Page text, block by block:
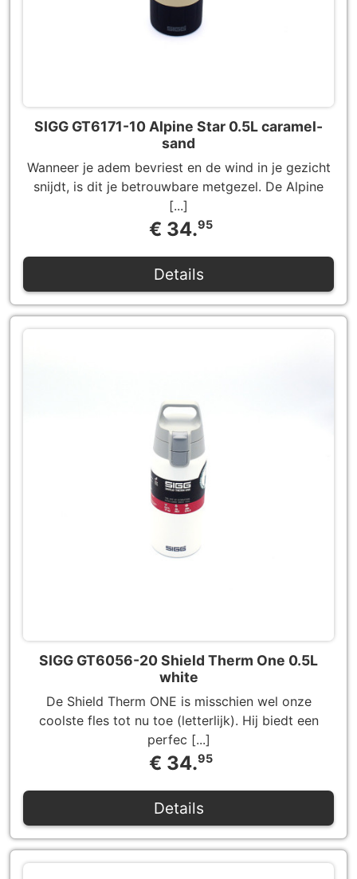
SIGG GT6171-10 Alpine Star 0.5L caramel-
sand
Wanneer je adem bevriest en de wind in je gezicht
snijdt, is dit je betrouwbare metgezel. De Alpine
[...]
€ 34.95
Details
SIGG GT6056-20 Shield Therm One 0.5L
white
De Shield Therm ONE is misschien wel onze
coolste fles tot nu toe (letterlijk). Hij biedt een
perfec [...]
€ 34.95
Details